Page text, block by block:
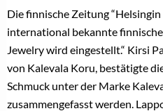
Die finnische Zeitung
international bekannte
Jewelry wird eingestellt.“ Kirsi
von Kalevala Koru, bestätigte
Schmuck unter der Marke
zusammengefasst werden.